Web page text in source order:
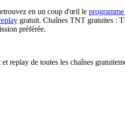
en un coup d'œil le
gratuit. Chaînes TNT gratuites :
préférée.
replay de toutes les chaînes